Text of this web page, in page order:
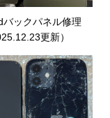
バックパネル修理
更新）